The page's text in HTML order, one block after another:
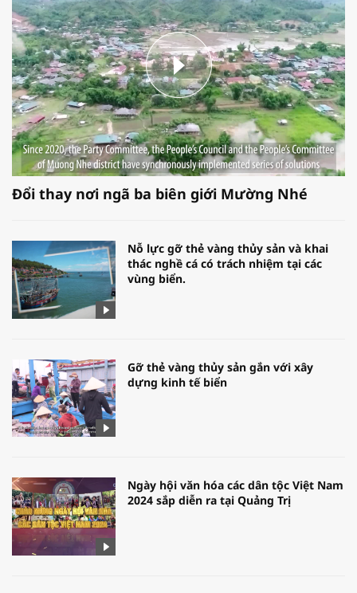
Đổi thay nơi ngã ba biên giới Mường Nhé
Nỗ lực gỡ thẻ vàng thủy sản và khai
thác nghề cá có trách nhiệm tại các
vùng biển.
Gỡ thẻ vàng thủy sản gắn với xây
dựng kinh tế biển
Ngày hội văn hóa các dân tộc Việt Nam
2024 sắp diễn ra tại Quảng Trị